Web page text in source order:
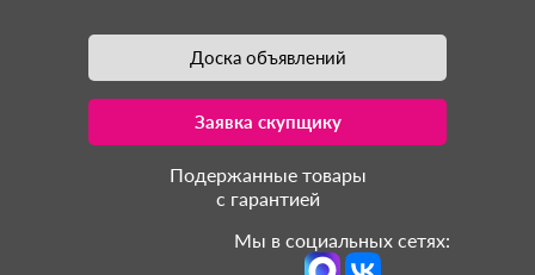
Доска объявлений
Заявка скупщику
Подержанные товары
с гарантией
Мы в социальных сетях: